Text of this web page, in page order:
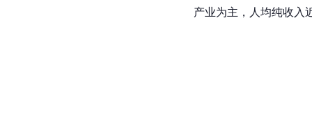
产业为主，人均纯收入